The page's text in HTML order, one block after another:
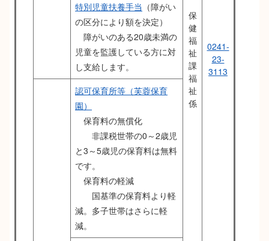
保
健
福
祉
課
福
祉
係
0241-
23-
3113
特別児童扶養手当 （障がい
の区分により額を決定）
障がいのある20歳未満の
児童を監護している方に対
し支給します。
認可保育所等（芙蓉保育
園）
保育料の無償化
非課税世帯の0～2歳児
と3～5歳児の保育料は無料
です。
保育料の軽減
国基準の保育料より軽
減。多子世帯はさらに軽
減。